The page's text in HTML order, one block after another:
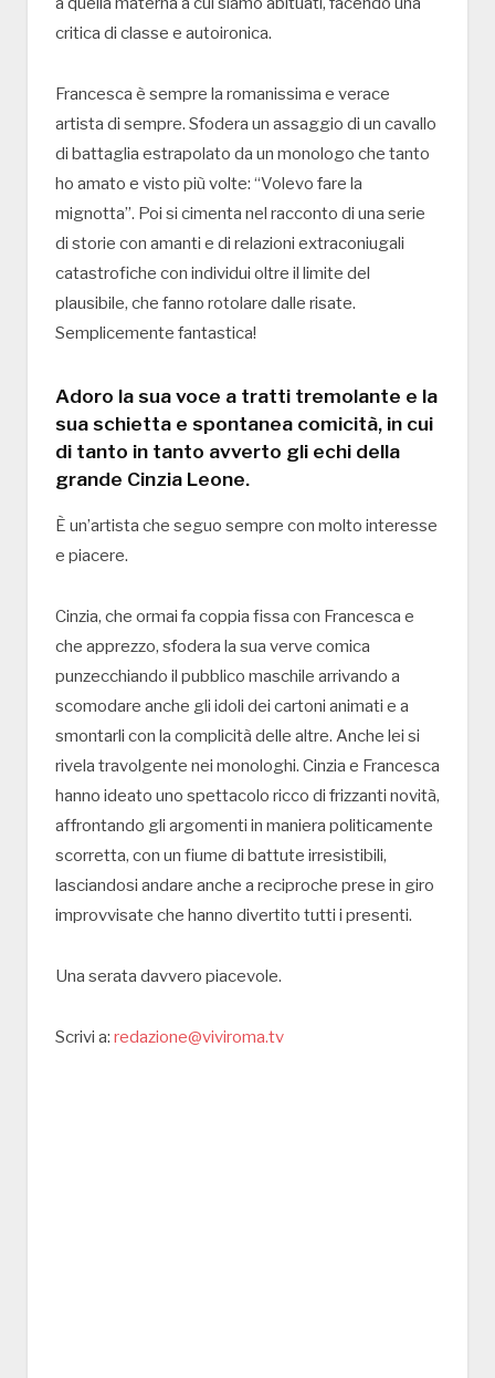
critica di classe e autoironica.
Francesca è sempre la romanissima e verace
artista di sempre. Sfodera un assaggio di un cavallo
di battaglia estrapolato da un monologo che tanto
ho amato e visto più volte: “Volevo fare la
mignotta”. Poi si cimenta nel racconto di una serie
di storie con amanti e di relazioni extraconiugali
catastrofiche con individui oltre il limite del
plausibile, che fanno rotolare dalle risate.
Semplicemente fantastica!
Adoro la sua voce a tratti tremolante e la
sua schietta e spontanea comicità, in cui
di tanto in tanto avverto gli echi della
grande Cinzia Leone.
È un’artista che seguo sempre con molto interesse
e piacere.
Cinzia, che ormai fa coppia fissa con Francesca e
che apprezzo, sfodera la sua verve comica
punzecchiando il pubblico maschile arrivando a
scomodare anche gli idoli dei cartoni animati e a
smontarli con la complicità delle altre. Anche lei si
rivela travolgente nei monologhi. Cinzia e Francesca
hanno ideato uno spettacolo ricco di frizzanti novità,
affrontando gli argomenti in maniera politicamente
scorretta, con un fiume di battute irresistibili,
lasciandosi andare anche a reciproche prese in giro
improvvisate che hanno divertito tutti i presenti.
Una serata davvero piacevole.
Scrivi a: redazione@viviroma.tv